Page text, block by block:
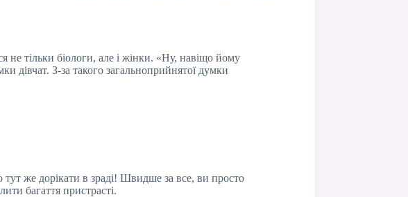
тільки біологи, але і жінки. «Ну, навіщо йому
дівчат. З-за такого загальноприйнятої думки
же дорікати в зраді! Швидше за все, ви просто
багаття пристрасті.